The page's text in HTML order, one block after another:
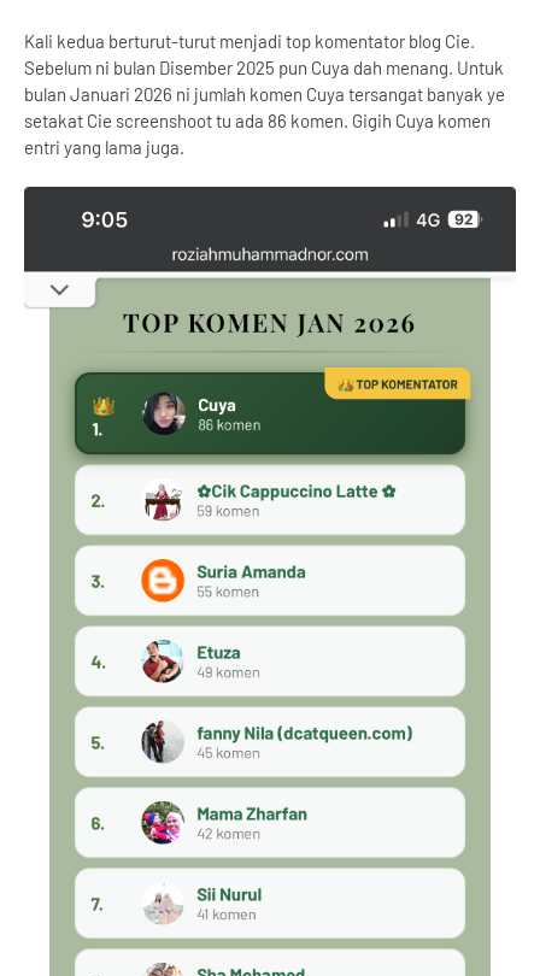
Kali kedua berturut-turut menjadi top komentator blog Cie.
Sebelum ni bulan Disember 2025 pun Cuya dah menang. Untuk
bulan Januari 2026 ni jumlah komen Cuya tersangat banyak ye
setakat Cie screenshoot tu ada 86 komen. Gigih Cuya komen
entri yang lama juga.